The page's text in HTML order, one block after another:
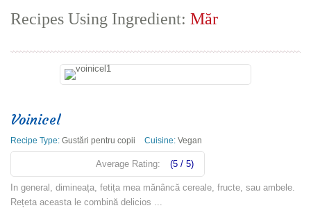
Recipes Using Ingredient:Măr
Voinicel
Recipe Type:Gustări pentru copii Cuisine:Vegan
Average Rating: (5 / 5)
In general, dimineața, fetița mea mănâncă cereale, fructe, sau ambele.
Rețeta aceasta le combină delicios ...